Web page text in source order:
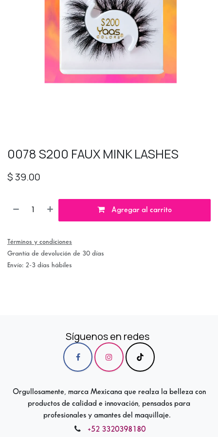
0078 S200 FAUX MINK LASHES
$39.00
Agregar al carrito
Términos y condiciones
Grantía de devolución de 30 días
Envío: 2-3 días hábiles
Síguenos en redes
Orgullosamente, marca Mexicana que realza la belleza con
productos de calidad e innovación, pensados para
profesionales y amantes del maquillaje.
+52 3320398180